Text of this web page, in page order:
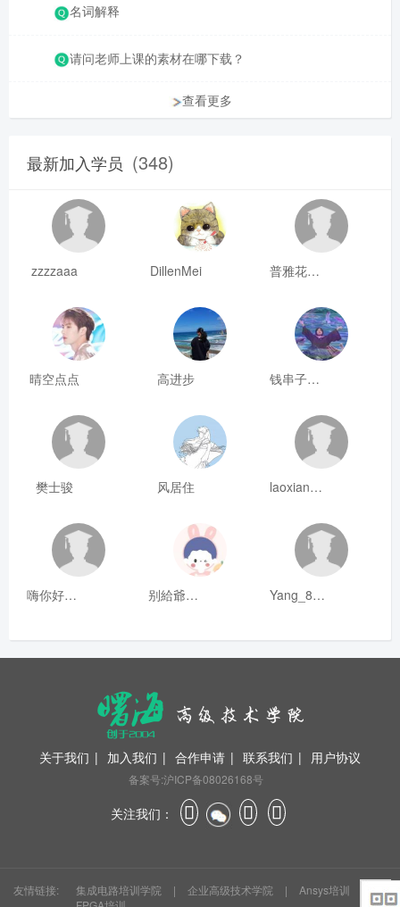
名词解释
请问老师上课的素材在哪下载？
查看更多
最新加入学员 (348)
zzzzaaa DillenMei 普雅花qya
晴空点点 高进步 钱串子123
樊士骏 风居住 laoxianrou
嗨你好8mm 别給爺装纯 Yang_811
关于我们 | 加入我们 | 合作申请 | 联系我们 | 用户协议
备案号:沪ICP备08026168号
关注我们：
友情链接: 集成电路培训学院 | 企业高级技术学院 | Ansys培训